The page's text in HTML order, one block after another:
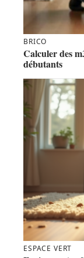
BRICO
Calculer des
débutants
ESPACE VERT